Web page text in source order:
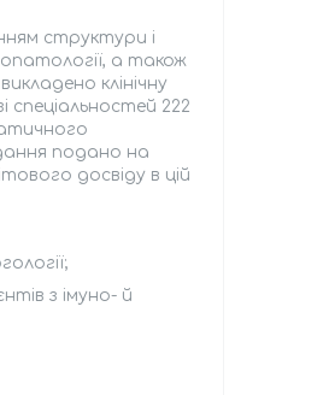
структури і
а також
клінічну
спеці­альностей 222
подано на
досвіду в цій
з імуно- й